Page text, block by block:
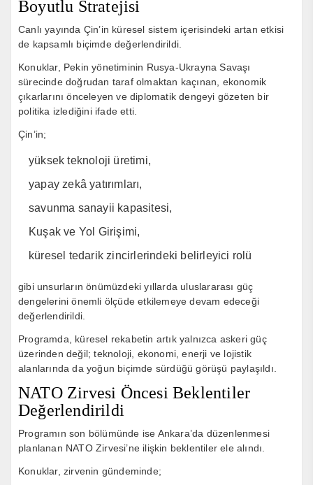
Boyutlu Stratejisi
Canlı yayında Çin’in küresel sistem içerisindeki artan etkisi
de kapsamlı biçimde değerlendirildi.
Konuklar, Pekin yönetiminin Rusya-Ukrayna Savaşı
sürecinde doğrudan taraf olmaktan kaçınan, ekonomik
çıkarlarını önceleyen ve diplomatik dengeyi gözeten bir
politika izlediğini ifade etti.
Çin’in;
yüksek teknoloji üretimi,
yapay zekâ yatırımları,
savunma sanayii kapasitesi,
Kuşak ve Yol Girişimi,
küresel tedarik zincirlerindeki belirleyici rolü
gibi unsurların önümüzdeki yıllarda uluslararası güç
dengelerini önemli ölçüde etkilemeye devam edeceği
değerlendirildi.
Programda, küresel rekabetin artık yalnızca askeri güç
üzerinden değil; teknoloji, ekonomi, enerji ve lojistik
alanlarında da yoğun biçimde sürdüğü görüşü paylaşıldı.
NATO Zirvesi Öncesi Beklentiler
Değerlendirildi
Programın son bölümünde ise Ankara’da düzenlenmesi
planlanan NATO Zirvesi’ne ilişkin beklentiler ele alındı.
Konuklar, zirvenin gündeminde;